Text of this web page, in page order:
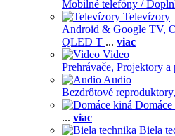
Mobilné telefóny /
Televízory
Android & Google TV,
QLED T ... viac
Video
Prehrávače, Projektory a
Audio
Bezdrôtové reproduktory,
Domáce
... viac
Biela